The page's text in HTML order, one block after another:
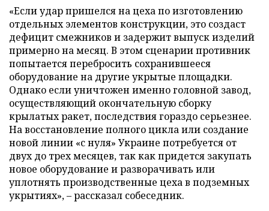
«Если удар пришелся на цеха по изготовлению
отдельных элементов конструкции, это создаст
дефицит смежников и задержит выпуск изделий
примерно на месяц. В этом сценарии противник
попытается перебросить сохранившееся
оборудование на другие укрытые площадки.
Однако если уничтожен именно головной завод,
осуществляющий окончательную сборку
крылатых ракет, последствия гораздо серьезнее.
На восстановление полного цикла или создание
новой линии «с нуля» Украине потребуется от
двух до трех месяцев, так как придется закупать
новое оборудование и разворачивать или
уплотнять производственные цеха в подземных
укрытиях», – рассказал собеседник.